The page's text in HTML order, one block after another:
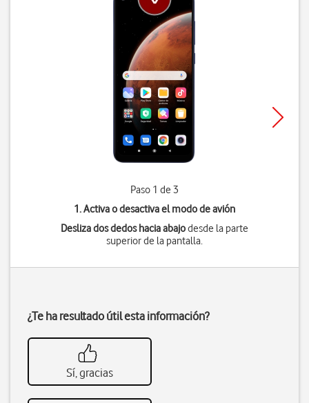
Paso 1 de 3
1. Activa o desactiva el modo de avión
Desliza dos dedos hacia abajodesde la parte
superior de la pantalla.
¿Te ha resultado útil esta información?
Sí, gracias